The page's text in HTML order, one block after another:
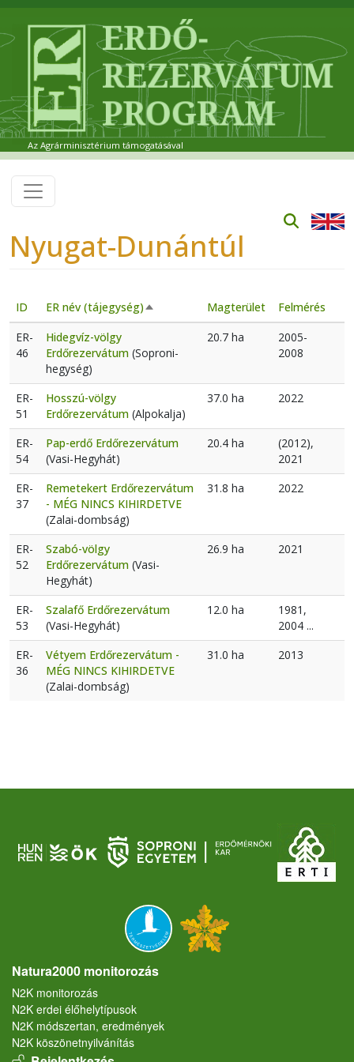
Az Agrárminisztérium támogatásával
Nyugat-Dunántúl
ID ER név (tájegység)Csökkenő rendezés
Magterület
Felmérés
ER-
46
Hidegvíz-völgy
Erdőrezervátum (Soproni-
hegység)
20.7 ha
2005-
2008
ER-
51
Hosszú-völgy
Erdőrezervátum (Alpokalja)
37.0 ha 2022
ER-
54
Pap-erdő Erdőrezervátum
(Vasi-Hegyhát)
20.4 ha
(2012),
2021
ER-
37
Remetekert Erdőrezervátum
- MÉG NINCS KIHIRDETVE
(Zalai-dombság)
31.8 ha 2022
ER-
52
Szabó-völgy
Erdőrezervátum (Vasi-
Hegyhát)
26.9 ha 2021
ER-
53
Szalafő Erdőrezervátum
(Vasi-Hegyhát)
12.0 ha
1981,
2004 ...
ER-
36
Vétyem Erdőrezervátum -
MÉG NINCS KIHIRDETVE
(Zalai-dombság)
31.0 ha 2013
Natura2000 monitorozás
N2K monitorozás
N2K erdei élőhelytípusok
N2K módszertan, eredmények
N2K köszönetnyilvánítás
User account menu